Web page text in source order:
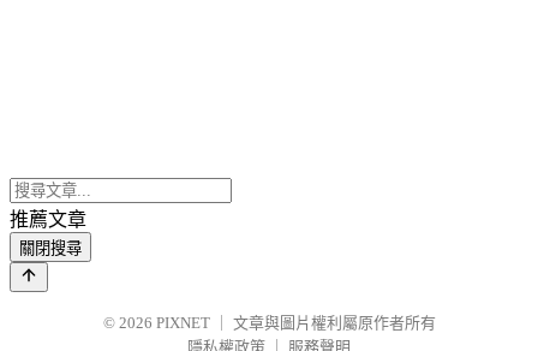
推薦文章
關閉搜尋
© 2026 PIXNET
文章與圖片權利屬原作者所有
隱私權政策
服務聲明